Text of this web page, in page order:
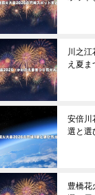
川之
え夏
安倍川
選と選
豊橋花